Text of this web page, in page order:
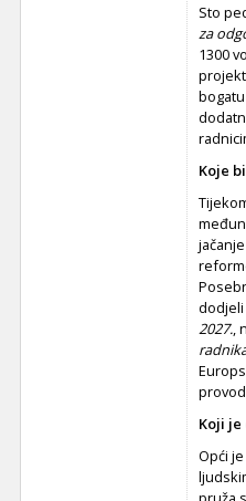
Sto
za
1300
Koje
dodjeli
2027.,
Koji
Opći